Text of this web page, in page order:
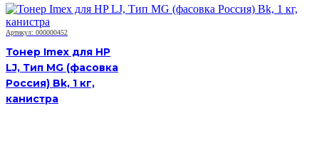
Black,
банка
50г,
пурпурный,
совместимый,
для
TK-
5230M
Артикул: 000000452
Тонер Imex для HP
LJ, Тип MG (фасовка
Россия) Bk, 1 кг,
канистра